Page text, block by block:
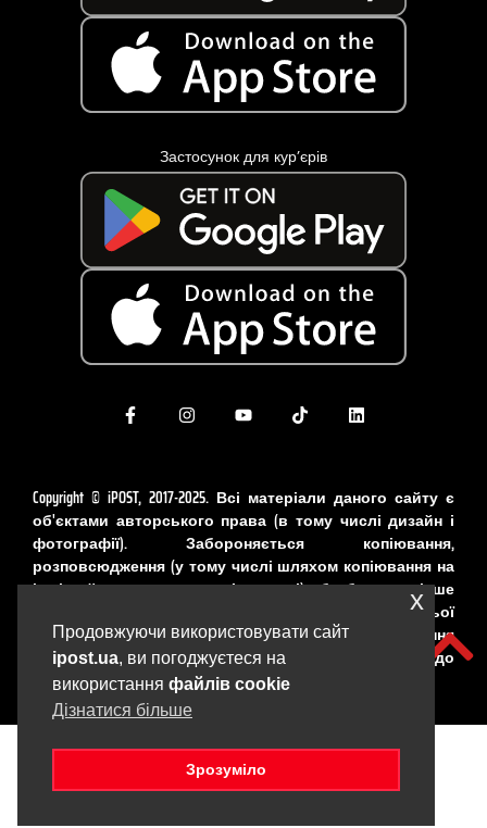
Застосунок для кур’єрів
Copyright © iPOST, 2017-2025. Всі матеріали даного сайту є
об'єктами авторського права (в тому числі дизайн і
фотографії). Забороняється копіювання,
розповсюдження (у тому числі шляхом копіювання на
інші сайти та ресурси в Інтернеті) або будь-яке інше
використання інформації і об'єктів без попередньої
письмової згоди правовласника. Порушення
авторських прав карається відповідно до
законодавства України.
Продовжуючи використовувати сайт
ipost.ua, ви погоджуєтеся на
використання файлів cookie
Дізнатися більше
Зрозуміло
x